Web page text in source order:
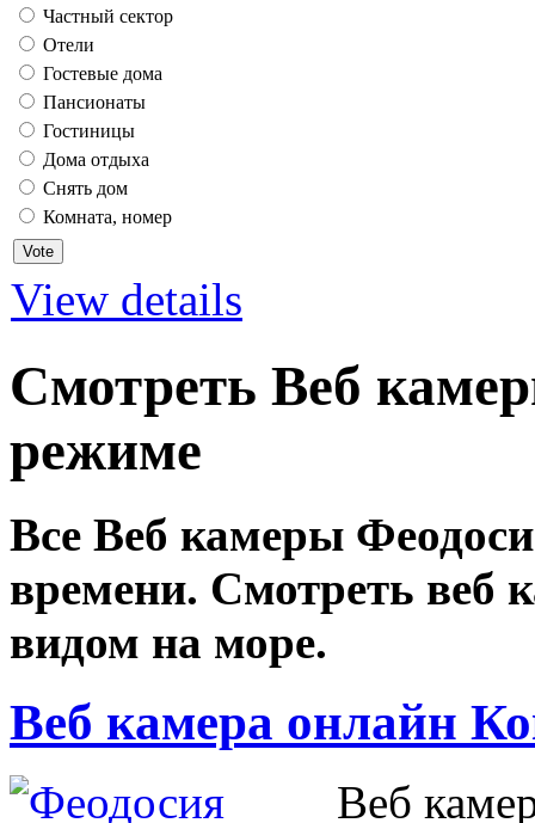
Частный сектор
Отели
Гостевые дома
Пансионаты
Гостиницы
Дома отдыха
Снять дом
Комната, номер
View details
Смотреть Веб
режиме
Все Веб камеры
времени. Смотреть веб
видом на море.
Веб камера онлайн
Веб